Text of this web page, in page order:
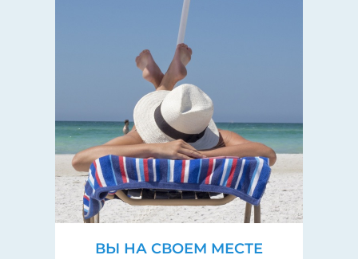
ВЫ НА СВОЕМ МЕСТЕ